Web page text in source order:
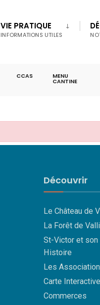
VIE PRATIQUE
INFORMATIONS UTILES
CCAS MENU
CANTINE
Découvrir
Le Château de
La Forêt de
St-Victor et son
Histoire
Les
Carte Interactive
Commerces